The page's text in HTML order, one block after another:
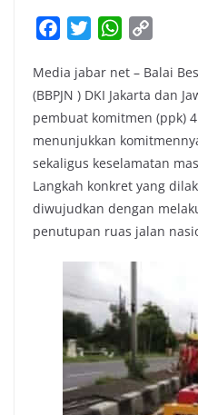
c
e
b
o
o
k
i
t
t
e
r
W
a
t
s
A
p
p
p
y
L
i
n
k
Media jabar net – Balai
(BBPJN ) DKI Jakarta dan
pembuat komitmen (ppk)
menunjukkan
sekaligus keselamatan
Langkah konkret yang
diwujudkan dengan
penutupan ruas jalan